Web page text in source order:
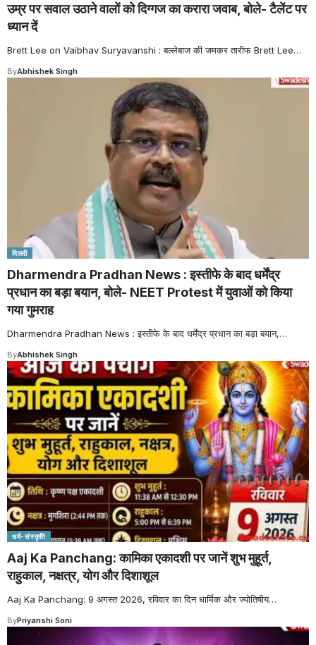
उम्र पर सवाल उठाने वालों को दिग्गज का करारा जवाब, बोले- टैलेंट पर
ध्यान दें
Brett Lee on Vaibhav Suryavanshi : बल्लेबाज की जमकर तारीफ Brett Lee…
ByAbhishek Singh
दिल्ली
Dharmendra Pradhan News : इस्तीफे के बाद धर्मेंद्र
प्रधान का बड़ा बयान, बोले- NEET Protest में युवाओं को किया
गया गुमराह
Dharmendra Pradhan News : इस्तीफे के बाद धर्मेंद्र प्रधान का बड़ा बयान,…
ByAbhishek Singh
धर्म-संस्कृति
Aaj Ka Panchang: कामिका एकादशी पर जानें शुभ मुहूर्त,
राहुकाल, नक्षत्र, योग और दिशाशूल
Aaj Ka Panchang: 9 अगस्त 2026, रविवार का दिन धार्मिक और ज्योतिषीय…
ByPriyanshi Soni